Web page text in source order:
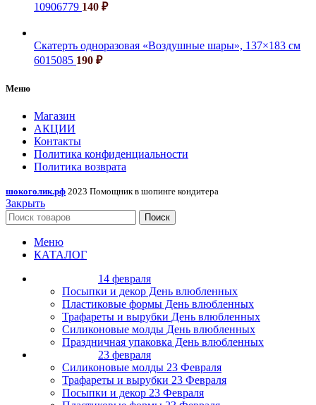
10906779 140 ₽
Скатерть одноразовая «Воздушные шары», 137×183 см
6015085 190 ₽
Меню
Магазин
АКЦИИ
Контакты
Политика конфиденциальности
Политика возврата
шокоголик.рф 2023 Помощник в шопинге кондитера
Закрыть
Поиск
Меню
КАТАЛОГ
14 февраля
Посыпки и декор День влюбленных
Пластиковые формы День влюбленных
Трафареты и вырубки День влюбленных
Силиконовые молды День влюбленных
Праздничная упаковка День влюбленных
23 февраля
Силиконовые молды 23 Февраля
Трафареты и вырубки 23 Февраля
Посыпки и декор 23 Февраля